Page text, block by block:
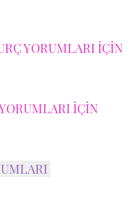
YORUMLARI İÇİN
İÇİN